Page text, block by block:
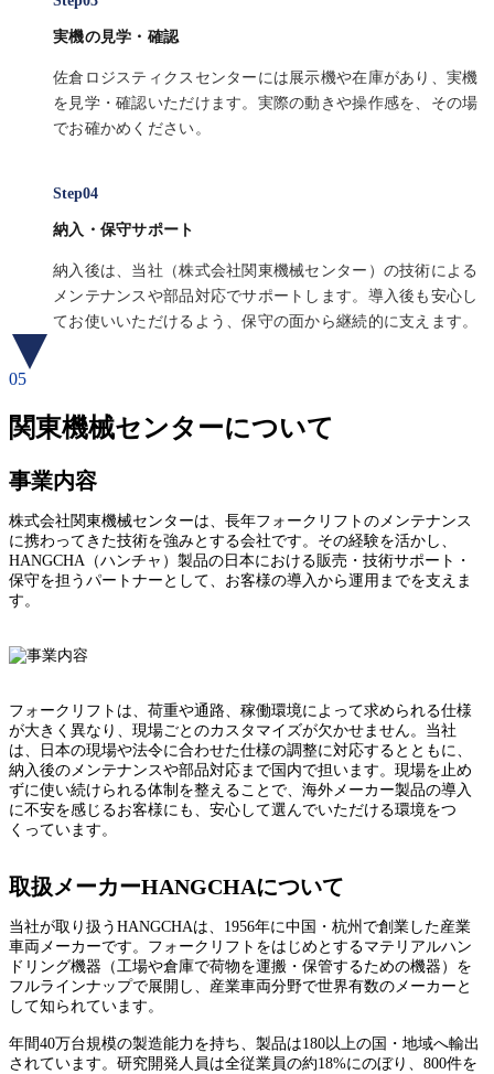
実機の見学・確認
佐倉ロジスティクスセンターには展示機や在庫があり、実機
を見学・確認いただけます。実際の動きや操作感を、その場
でお確かめください。
納入・保守サポート
納入後は、当社（株式会社関東機械センター）の技術による
メンテナンスや部品対応でサポートします。導入後も安心し
てお使いいただけるよう、保守の面から継続的に支えます。
05
関東機械センターについて
事業内容
株式会社関東機械センターは、長年フォークリフトのメンテナンス
に携わってきた技術を強みとする会社です。その経験を活かし、
HANGCHA（ハンチャ）製品の日本における販売・技術サポート・
保守を担うパートナーとして、お客様の導入から運用までを支えま
す。
フォークリフトは、荷重や通路、稼働環境によって求められる仕様
が大きく異なり、現場ごとのカスタマイズが欠かせません。当社
は、日本の現場や法令に合わせた仕様の調整に対応するとともに、
納入後のメンテナンスや部品対応まで国内で担います。現場を止め
ずに使い続けられる体制を整えることで、海外メーカー製品の導入
に不安を感じるお客様にも、安心して選んでいただける環境をつ
くっています。
取扱メーカーHANGCHAについて
当社が取り扱うHANGCHAは、1956年に中国・杭州で創業した産業
車両メーカーです。フォークリフトをはじめとするマテリアルハン
ドリング機器（工場や倉庫で荷物を運搬・保管するための機器）を
フルラインナップで展開し、産業車両分野で世界有数のメーカーと
して知られています。
年間40万台規模の製造能力を持ち、製品は180以上の国・地域へ輸出
されています。研究開発人員は全従業員の約18%にのぼり、800件を